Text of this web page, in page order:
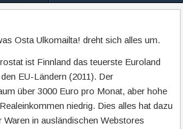
Osta Ulkomailta! dreht sich alles um.
ist Finnland das teuerste Euroland
EU-Ländern (2011). Der
über 3000 Euro pro Monat, aber hohe
niedrig. Dies alles hat dazu
in ausländischen Webstores